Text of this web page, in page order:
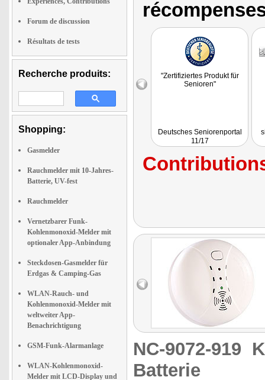
Forum de discussion
Résultats de tests
Recherche produits:
Shopping:
Gasmelder
Rauchmelder mit 10-Jahres-
Batterie, UV-fest
Rauchmelder
Vernetzbarer Funk-
Kohlenmonoxid-Melder mit
optionaler App-Anbindung
Steckdosen-Gasmelder für
Erdgas & Camping-Gas
WLAN-Rauch- und
Kohlenmonoxid-Melder mit
weltweiter App-
Benachrichtigung
GSM-Funk-Alarmanlage
WLAN-Kohlenmonoxid-
Melder mit LCD-Display und
"Zertifiziertes Produkt für
Senioren"
Deutsches Seniorenportal
11/17
NC-9072-919
Batterie